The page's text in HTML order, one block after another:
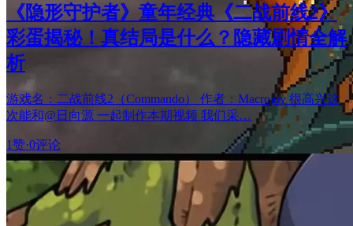
《隐形守护者》童年经典《二战前线2》
彩蛋揭秘！真结局是什么？隐藏剧情全解
析
游戏名：二战前线2（Commando） 作者：Macrojoy 很高兴这
次能和@日向源 一起制作本期视频 我们采…
1赞·0评论